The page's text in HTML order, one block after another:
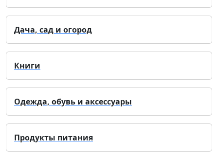
Дача, сад и огород
Книги
Одежда, обувь и аксессуары
Продукты питания